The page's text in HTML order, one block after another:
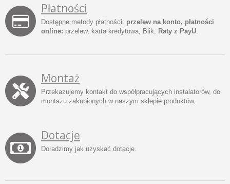
Płatności
Dostępne metody płatności: przelew na konto, płatności
online: przelew, karta kredytowa, Blik, Raty z PayU
Montaż
Przekazujemy kontakt do współpracujących instalatorów, do
montażu zakupionych w naszym sklepie produktów.
Dotacje
Doradzimy jak uzyskać dotacje.